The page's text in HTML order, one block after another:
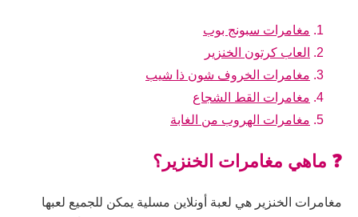
مغامرات سبونج بوب
العاب كرتون الخنزير
مغامرات الخروف شون ذا شيب
مغامرات القط الشجاع
مغامرات الهروب من الغابة
❓ ماهي مغامرات الخنزير؟
مغامرات الخنزير هي لعبة أونلاين مسلية يمكن للجميع لعبها